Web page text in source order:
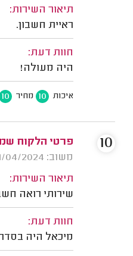
תיאור השירות:
ראיית חשבון.
חוות דעת:
היה מעולה!
איכות 10 מחיר 10
פרטי הלקוח
משוב: 21/04/2024
תיאור השירות:
שירותי רואה
חוות דעת:
מיכאל היה
10